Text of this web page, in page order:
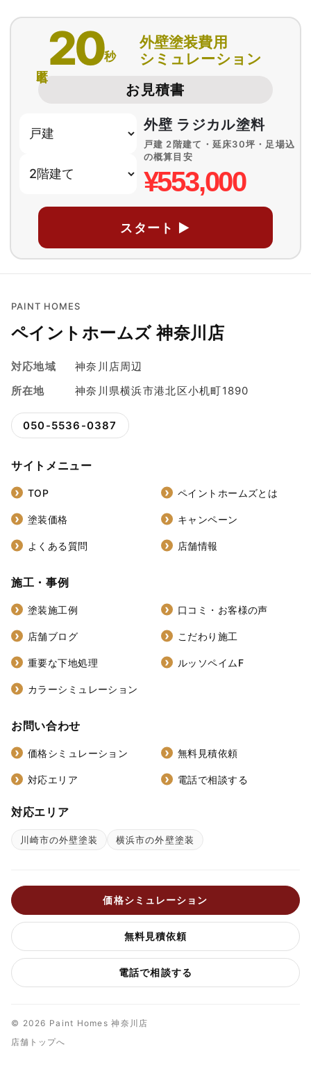
20秒
外壁塗装費用
シミュレーション
お見積書
外壁 ラジカル塗料
戸建 2階建て・延床30坪・足場込
の概算目安
¥553,000
スタート ▶
PAINT HOMES
ペイントホームズ 神奈川店
対応地域
神奈川店周辺
所在地
神奈川県横浜市港北区小机町1890
050-5536-0387
サイトメニュー
TOP ペイントホームズとは
塗装価格 キャンペーン
よくある質問 店舗情報
施工・事例
塗装施工例 口コミ・お客様の声
店舗ブログ こだわり施工
重要な下地処理 ルッソペイムF
カラーシミュレーション
お問い合わせ
価格シミュレーション 無料見積依頼
対応エリア 電話で相談する
対応エリア
川崎市の外壁塗装 横浜市の外壁塗装
価格シミュレーション
無料見積依頼
電話で相談する
© 2026 Paint Homes 神奈川店
店舗トップへ